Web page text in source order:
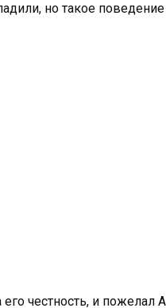
но такое
честность, и пожелал